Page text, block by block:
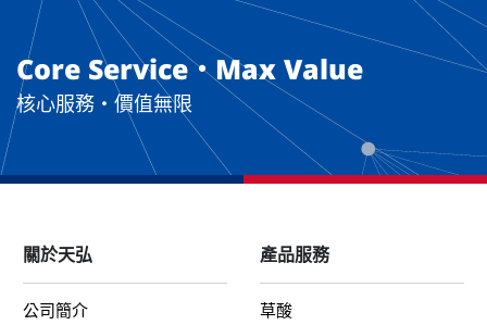
Core Service・Max Value
核心服務・價值無限
關於天弘
公司簡介
產品服務
草酸